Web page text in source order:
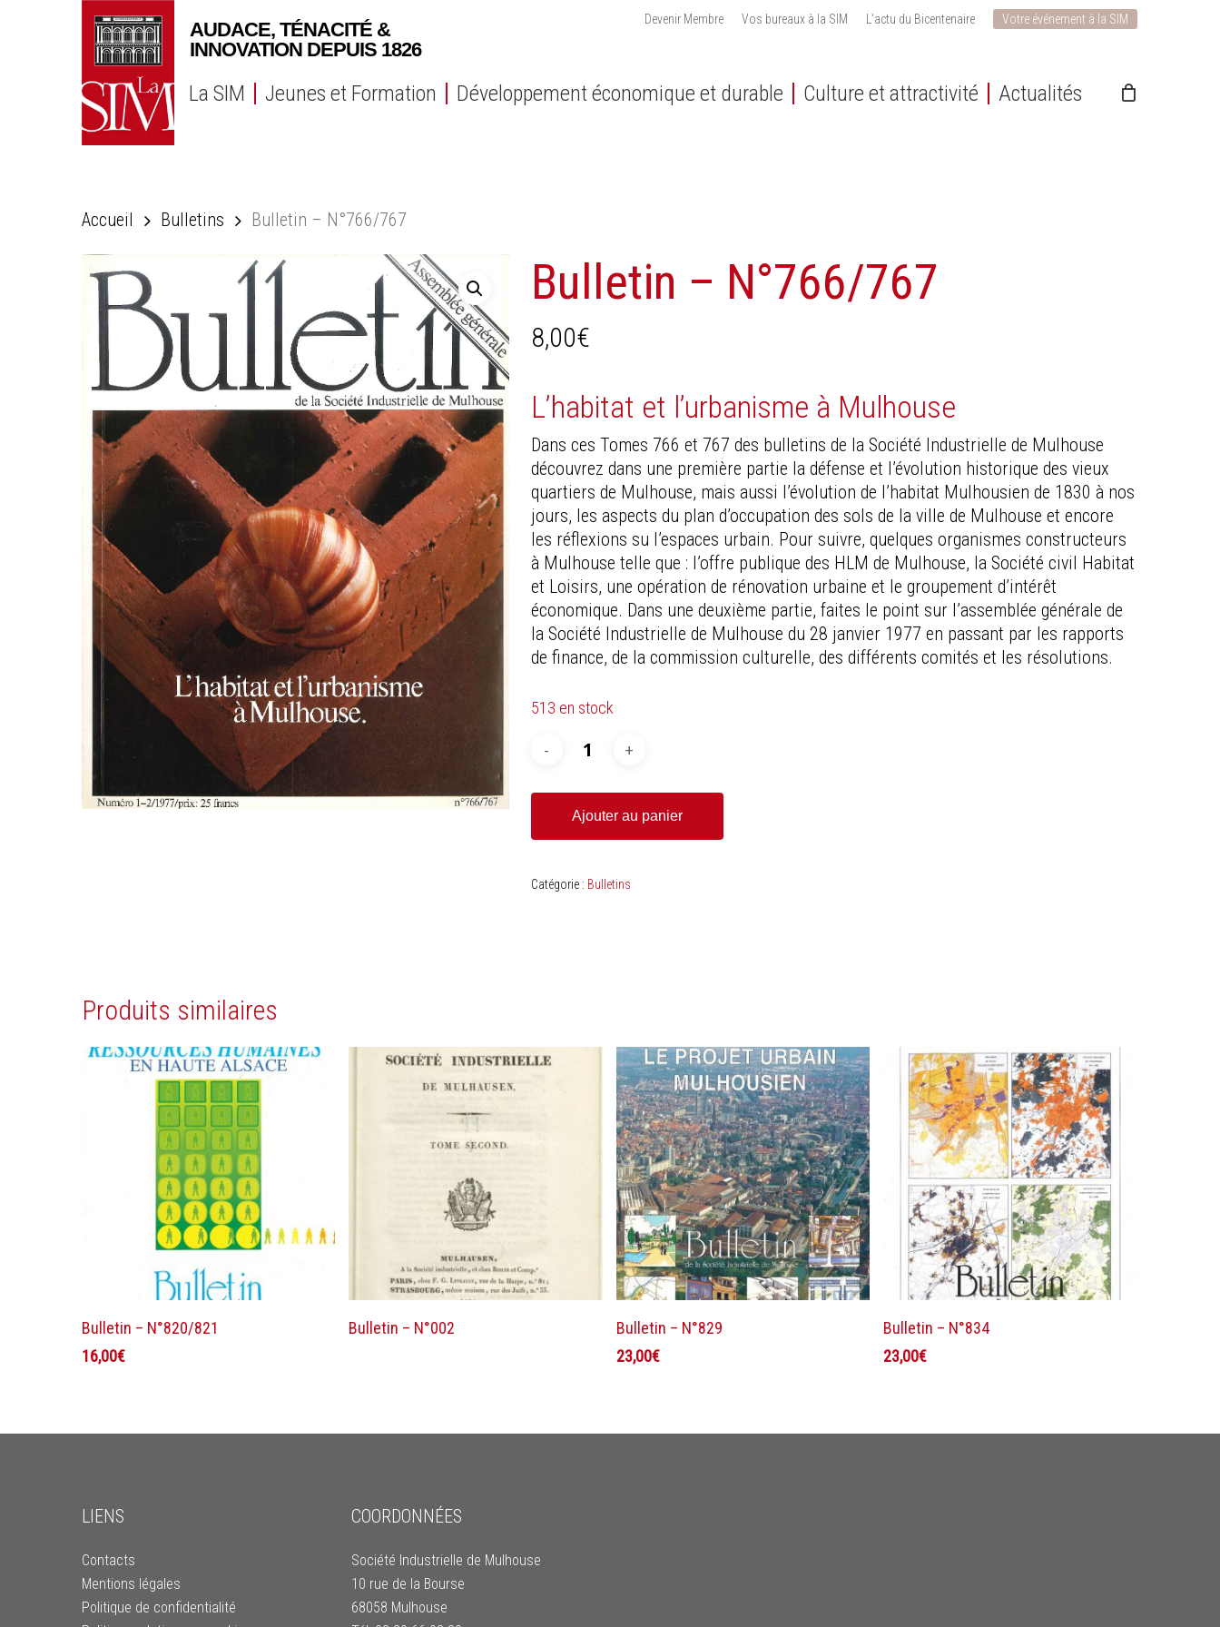
Devenir Membre Vos bureaux à la SIM L’actu du Bicentenaire Votre événement à la SIM
La SIM Jeunes et Formation Développement économique et durable Culture et attractivité Actualités
Accueil Bulletins Bulletin – N°766/767
Bulletin – N°766/767
8,00€
L’habitat et l’urbanisme à Mulhouse
Dans ces Tomes 766 et 767 des bulletins de la Société Industrielle de Mulhouse
découvrez dans une première partie la défense et l’évolution historique des vieux
quartiers de Mulhouse, mais aussi l’évolution de l’habitat Mulhousien de 1830 à nos
jours, les aspects du plan d’occupation des sols de la ville de Mulhouse et encore
les réflexions su l’espaces urbain. Pour suivre, quelques organismes constructeurs
à Mulhouse telle que : l’offre publique des HLM de Mulhouse, la Société civil Habitat
et Loisirs, une opération de rénovation urbaine et le groupement d’intérêt
économique. Dans une deuxième partie, faites le point sur l’assemblée générale de
la Société Industrielle de Mulhouse du 28 janvier 1977 en passant par les rapports
de finance, de la commission culturelle, des différents comités et les résolutions.
513 en stock
Ajouter au panier
Catégorie : Bulletins
Produits similaires
Ajouter au panier
Bulletin – N°820/821
16,00€
Lire la suite
Bulletin – N°002 Ajouter au panier
Bulletin – N°829
23,00€
Ajouter au panier
Bulletin – N°834
23,00€
LIENS
Contacts
Mentions légales
Politique de confidentialité
COORDONNÉES
Société Industrielle de Mulhouse
10 rue de la Bourse
68058 Mulhouse